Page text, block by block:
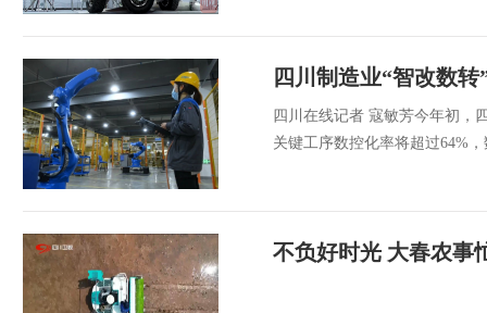
四川制造业“智改数
四川在线记者 寇敏芳今年初，
关键工序数控化率将超过64%
不负好时光 大春农事